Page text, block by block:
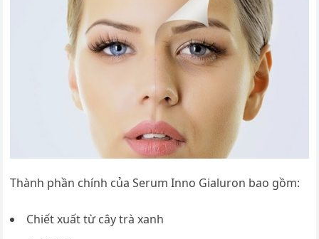
Thành phần chính của Serum Inno Gialuron bao gồm:
Chiết xuất từ cây trà xanh